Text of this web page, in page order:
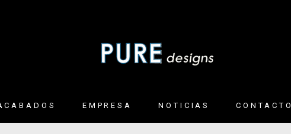
EMPRESA NOTICIAS CONTACTO